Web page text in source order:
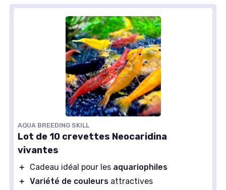
AQUA BREEDING SKILL
Lot de 10 crevettes Neocaridina
vivantes
＋ Cadeau idéal pour les aquariophiles
＋ Variété de couleurs attractives